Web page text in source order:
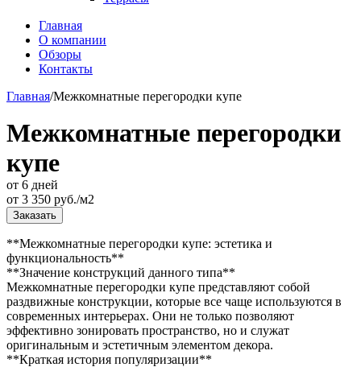
Главная
О компании
Обзоры
Контакты
Главная/Межкомнатные перегородки купе
Межкомнатные перегородки
купе
от 6 дней
от 3 350 руб./м2
Заказать
**Межкомнатные перегородки купе: эстетика и
функциональность**
**Значение конструкций данного типа**
Межкомнатные перегородки купе представляют собой
раздвижные конструкции, которые все чаще используются в
современных интерьерах. Они не только позволяют
эффективно зонировать пространство, но и служат
оригинальным и эстетичным элементом декора.
**Краткая история популяризации**